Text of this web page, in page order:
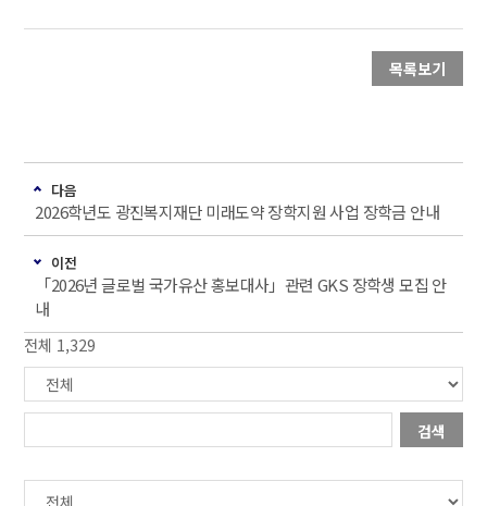
목록보기
다음
2026학년도 광진복지재단 미래도약 장학지원 사업 장학금 안내
이전
「2026년 글로벌 국가유산 홍보대사」관련 GKS 장학생 모집 안
내
전체 1,329
검색